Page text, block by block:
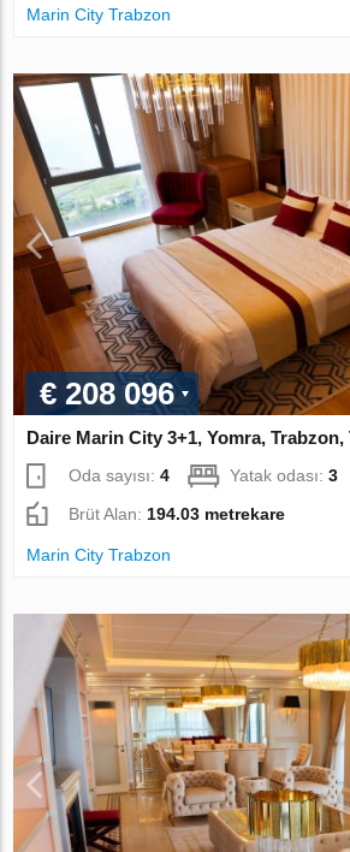
Marin City Trabzon
€ 208 096
Daire Marin City 3+1, Yomra,
Oda sayısı:4 Yatak odası:3
Brüt Alan: 194.03 metrekare
Marin City Trabzon